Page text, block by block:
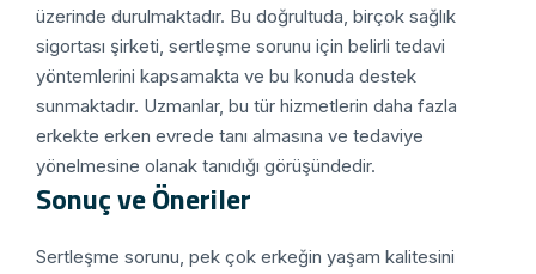
üzerinde durulmaktadır. Bu doğrultuda, birçok sağlık
sigortası şirketi, sertleşme sorunu için belirli tedavi
yöntemlerini kapsamakta ve bu konuda destek
sunmaktadır. Uzmanlar, bu tür hizmetlerin daha fazla
erkekte erken evrede tanı almasına ve tedaviye
yönelmesine olanak tanıdığı görüşündedir.
Sonuç ve Öneriler
Sertleşme sorunu, pek çok erkeğin yaşam kalitesini